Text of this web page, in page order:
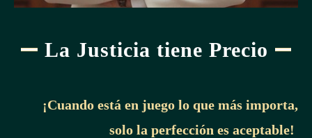
La Justicia tiene Precio
¡Cuando está en juego lo que más importa,
solo la perfección es aceptable!